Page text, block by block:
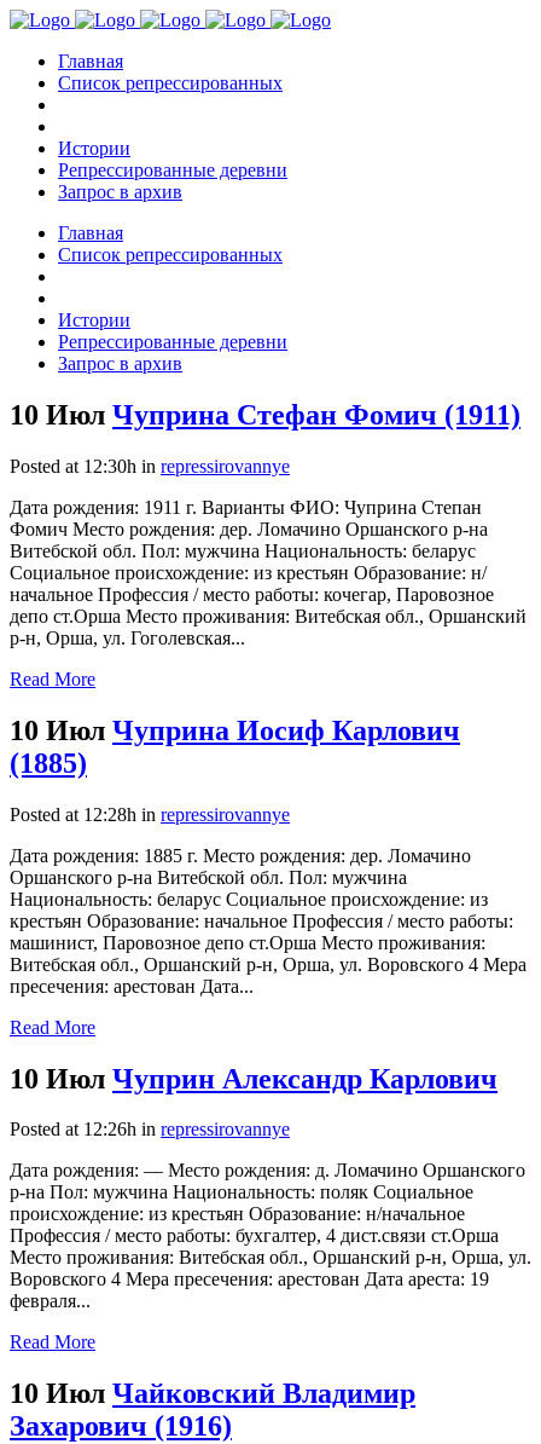
Главная
Список репрессированных
Истории
Репрессированные деревни
Запрос в архив
Главная
Список репрессированных
Истории
Репрессированные деревни
Запрос в архив
10 Июл Чуприна Стефан Фомич (1911)
Posted at 12:30h in repressirovannye
Дата рождения: 1911 г. Варианты ФИО: Чуприна Степан
Фомич Место рождения: дер. Ломачино Оршанского р-на
Витебской обл. Пол: мужчина Национальность: беларус
Социальное происхождение: из крестьян Образование: н/
начальное Профессия / место работы: кочегар, Паровозное
депо ст.Орша Место проживания: Витебская обл., Оршанский
р-н, Орша, ул. Гоголевская...
Read More
10 Июл Чуприна Иосиф Карлович
(1885)
Posted at 12:28h in repressirovannye
Дата рождения: 1885 г. Место рождения: дер. Ломачино
Оршанского р-на Витебской обл. Пол: мужчина
Национальность: беларус Социальное происхождение: из
крестьян Образование: начальное Профессия / место работы:
машинист, Паровозное депо ст.Орша Место проживания:
Витебская обл., Оршанский р-н, Орша, ул. Воровского 4 Мера
пресечения: арестован Дата...
Read More
10 Июл Чуприн Александр Карлович
Posted at 12:26h in repressirovannye
Дата рождения: — Место рождения: д. Ломачино Оршанского
р-на Пол: мужчина Национальность: поляк Социальное
происхождение: из крестьян Образование: н/начальное
Профессия / место работы: бухгалтер, 4 дист.связи ст.Орша
Место проживания: Витебская обл., Оршанский р-н, Орша, ул.
Воровского 4 Мера пресечения: арестован Дата ареста: 19
февраля...
Read More
10 Июл Чайковский Владимир
Захарович (1916)